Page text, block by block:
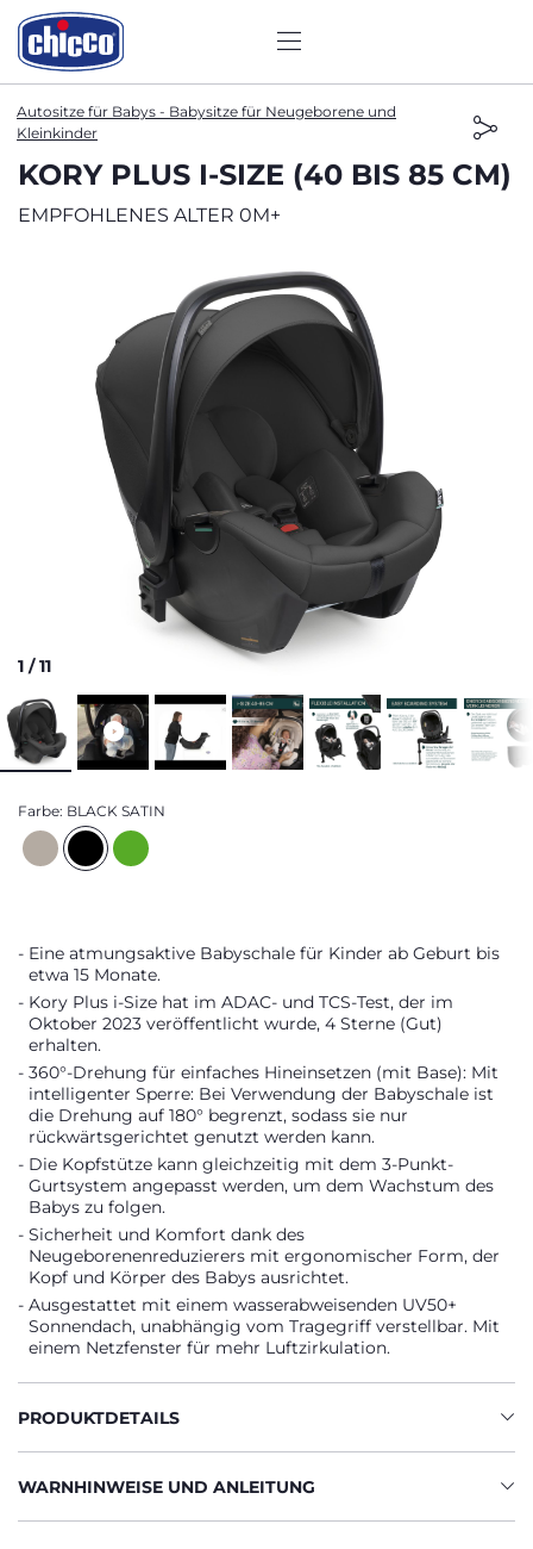
Autositze für Babys - Babysitze für Neugeborene und
Kleinkinder
KORY PLUS I-SIZE (40 BIS 85 CM)
EMPFOHLENES ALTER 0M+
1 /11
Farbe: BLACK SATIN
Eine atmungsaktive Babyschale für Kinder ab Geburt bis
etwa 15 Monate.
Kory Plus i-Size hat im ADAC- und TCS-Test, der im
Oktober 2023 veröffentlicht wurde, 4 Sterne (Gut)
erhalten.
360°-Drehung für einfaches Hineinsetzen (mit Base): Mit
intelligenter Sperre: Bei Verwendung der Babyschale ist
die Drehung auf 180° begrenzt, sodass sie nur
rückwärtsgerichtet genutzt werden kann.
Die Kopfstütze kann gleichzeitig mit dem 3-Punkt-
Gurtsystem angepasst werden, um dem Wachstum des
Babys zu folgen.
Sicherheit und Komfort dank des
Neugeborenenreduzierers mit ergonomischer Form, der
Kopf und Körper des Babys ausrichtet.
Ausgestattet mit einem wasserabweisenden UV50+
Sonnendach, unabhängig vom Tragegriff verstellbar. Mit
einem Netzfenster für mehr Luftzirkulation.
PRODUKTDETAILS
WARNHINWEISE UND ANLEITUNG